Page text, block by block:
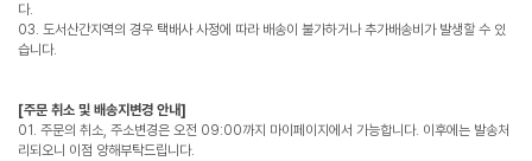
다.
03. 도서산간지역의 경우 택배사 사정에 따라 배송이 불가하거나 추가배송비가 발생할 수 있
습니다.
[주문 취소 및 배송지변경 안내]
01. 주문의 취소, 주소변경은 오전 09:00까지 마이페이지에서 가능합니다. 이후에는 발송처
리되오니 이점 양해부탁드립니다.